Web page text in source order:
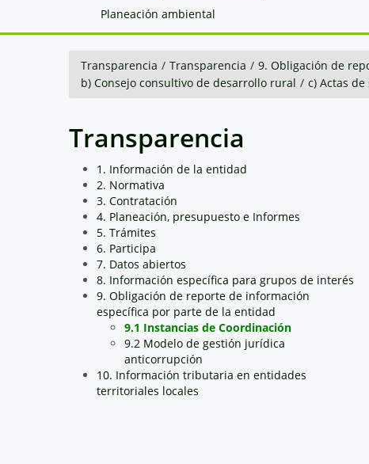
Planeación ambiental
Transparencia / Transparencia / 9. Obligación de
b) Consejo consultivo de desarrollo rural / c) Actas de
Transparencia
1. Información de la entidad
2. Normativa
3. Contratación
4. Planeación, presupuesto e Informes
5. Trámites
6. Participa
7. Datos abiertos
8. Información específica para grupos de interés
9. Obligación de reporte de información
específica por parte de la entidad
9.1 Instancias de Coordinación
9.2 Modelo de gestión jurídica
anticorrupción
10. Información tributaria en entidades
territoriales locales